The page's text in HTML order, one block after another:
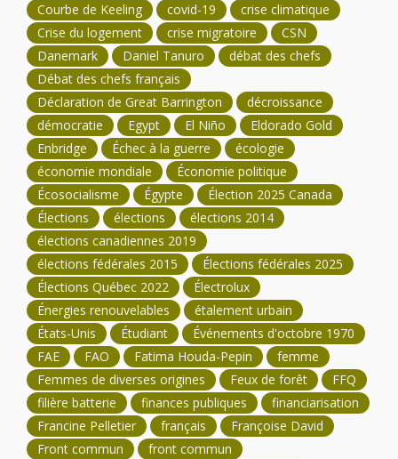
Courbe de Keeling
covid-19
crise climatique
Crise du logement
crise migratoire
CSN
Danemark
Daniel Tanuro
débat des chefs
Débat des chefs français
Déclaration de Great Barrington
décroissance
démocratie
Egypt El Niño
Eldorado Gold
Enbridge
Échec à la guerre
écologie
économie mondiale
Économie politique
Écosocialisme
Égypte
Élection 2025 Canada
Élections
élections
élections 2014
élections canadiennes 2019
élections fédérales 2015
Élections fédérales 2025
Élections Québec 2022
Électrolux
Énergies renouvelables
étalement urbain
États-Unis
Étudiant
Événements d'octobre 1970
FAE
FAO Fatima Houda-Pepin
femme
Femmes de diverses origines
Feux de forêt
FFQ
filière batterie
finances publiques
financiarisation
Francine Pelletier
français
Françoise David
Front commun
front commun